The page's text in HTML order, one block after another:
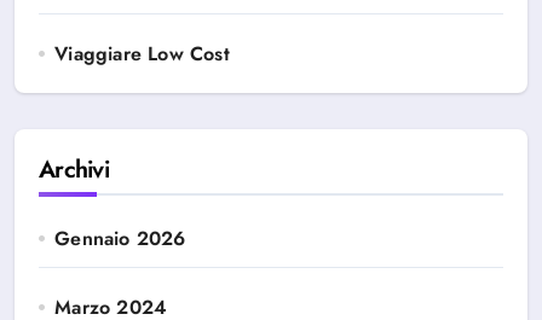
Viaggiare Low Cost
Archivi
Gennaio 2026
Marzo 2024